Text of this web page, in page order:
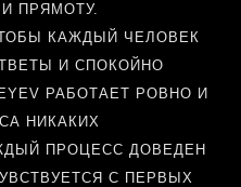
ПРЯМОТУ.
КАЖДЫЙ ЧЕЛОВЕК
И СПОКОЙНО
РАБОТАЕТ РОВНО И
НИКАКИХ
ПРОЦЕСС ДОВЕДЕН
С ПЕРВЫХ